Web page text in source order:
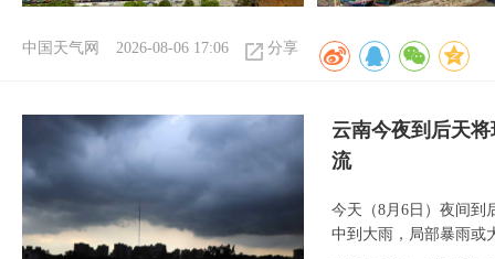
中国天气网 2026-08-06 17:06 分享
云南今夜到后天
流
今天（8月6日）夜间到
中到大雨，局部暴雨或